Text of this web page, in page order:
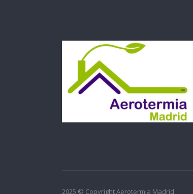
2025 © Copyright Aerotermia Madrid